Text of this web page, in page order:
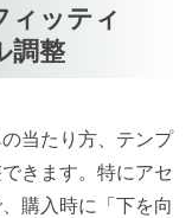
ィッティ
調整
当たり方、テンプ
きます。特にアセ
購入時に「下を向